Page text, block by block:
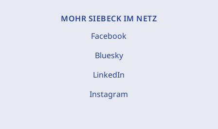
MOHR SIEBECK IM NETZ
Facebook
Bluesky
LinkedIn
Instagram